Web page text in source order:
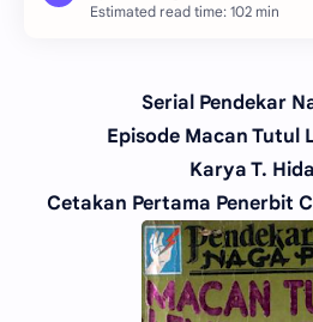
Estimated read time: 102 min
Serial Pendekar
Episode Macan Tutul
Karya T.
Cetakan Pertama Penerbit